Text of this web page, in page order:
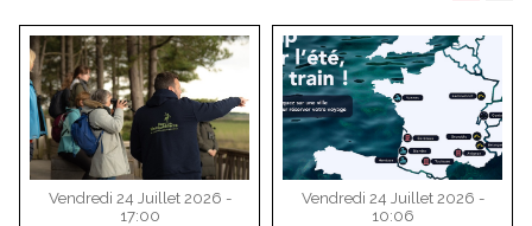
Vendredi 24 Juillet 2026 -
17:00
Vendredi 24 Juillet 2026 -
10:06